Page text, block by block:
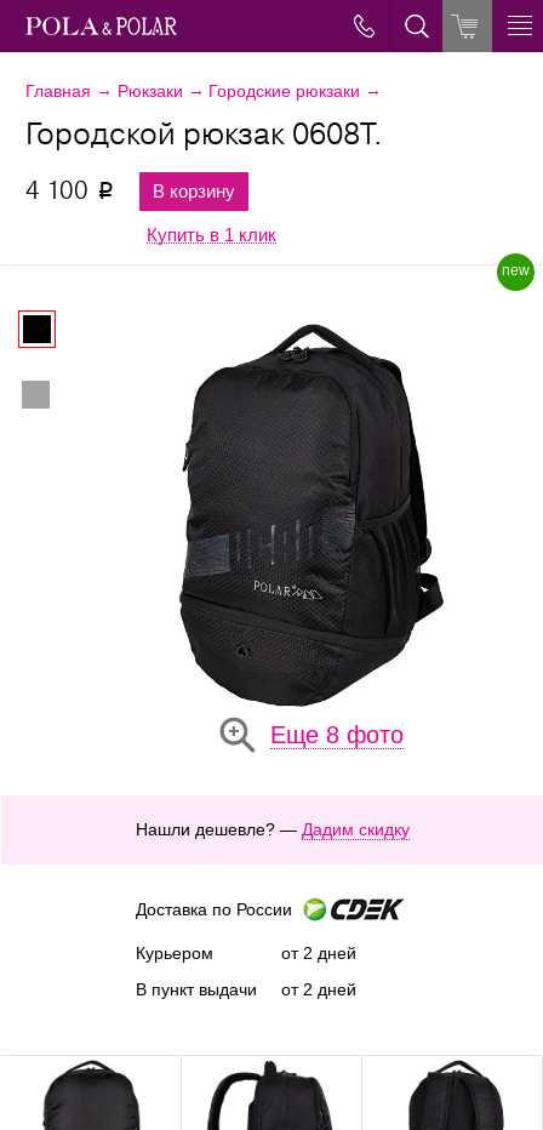
Главная → Рюкзаки → Городские рюкзаки →
Еще 8 фото
new
Городской рюкзак 0608T.
4 100 p В корзину
Купить в 1 клик
Нашли дешевле? — Дадим скидку
Доставка по России
Курьером
В пункт выдачи
от 2 дней
от 2 дней